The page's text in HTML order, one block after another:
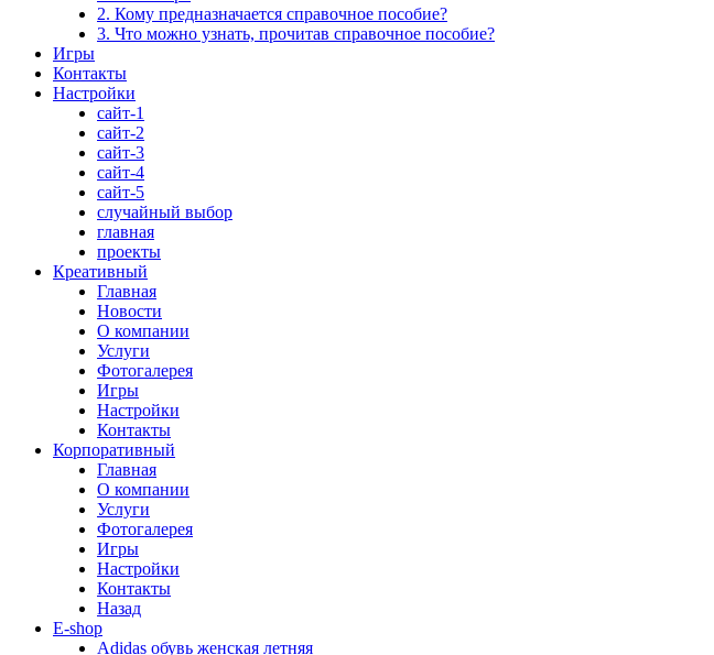
2. Кому предназначается справочное пособие?
3. Что можно узнать, прочитав справочное пособие?
Игры
Контакты
Настройки
сайт-1
сайт-2
сайт-3
сайт-4
сайт-5
случайный выбор
главная
проекты
Креативный
Главная
Новости
О компании
Услуги
Фотогалерея
Игры
Наcтройки
Контакты
Корпоративный
Главная
О компании
Услуги
Фотогалерея
Игры
Настройки
Контакты
Назад
E-shop
Adidas обувь женская летняя